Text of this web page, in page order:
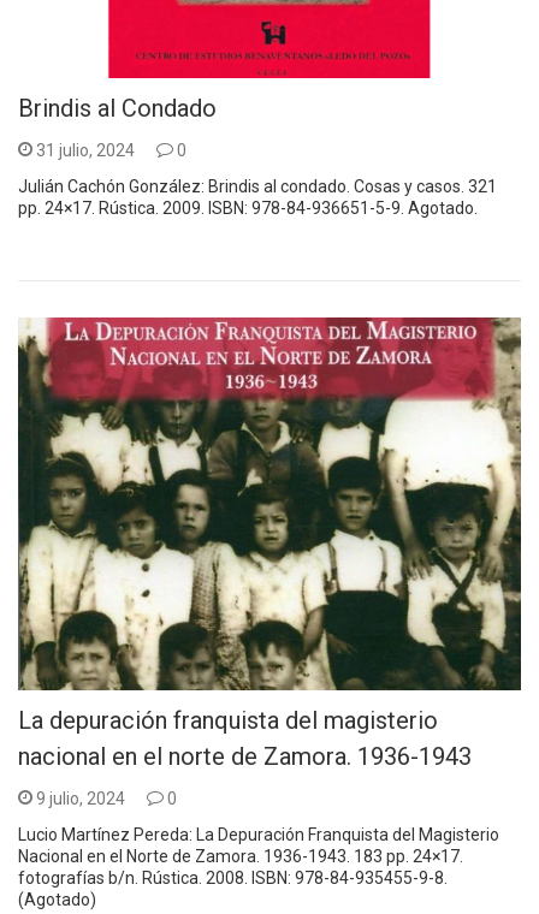
Brindis al Condado
31 julio, 2024
0
Julián Cachón González: Brindis al condado. Cosas y casos. 321
pp. 24×17. Rústica. 2009. ISBN: 978-84-936651-5-9. Agotado.
La depuración franquista del magisterio
nacional en el norte de Zamora. 1936-1943
9 julio, 2024
0
Lucio Martínez Pereda: La Depuración Franquista del Magisterio
Nacional en el Norte de Zamora. 1936-1943. 183 pp. 24×17.
fotografías b/n. Rústica. 2008. ISBN: 978-84-935455-9-8.
(Agotado)